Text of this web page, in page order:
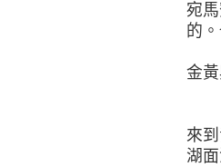
宛
的
金
來
湖